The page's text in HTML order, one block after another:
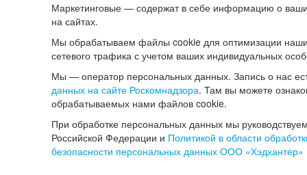
Маркетинговые — содержат в себе информацию о
на сайтах.
Мы обрабатываем файлы cookie для оптимизации
сетевого трафика с учетом ваших индивидуальных
Мы — оператор персональных данных. Запись о нас
данных на сайте Роскомнадзора. Там вы можете
обрабатываемых нами файлов cookie.
При обработке персональных данных мы
Российской Федерации и Политикой в области
безопасности персональных данных ООО «Хэдхантер»